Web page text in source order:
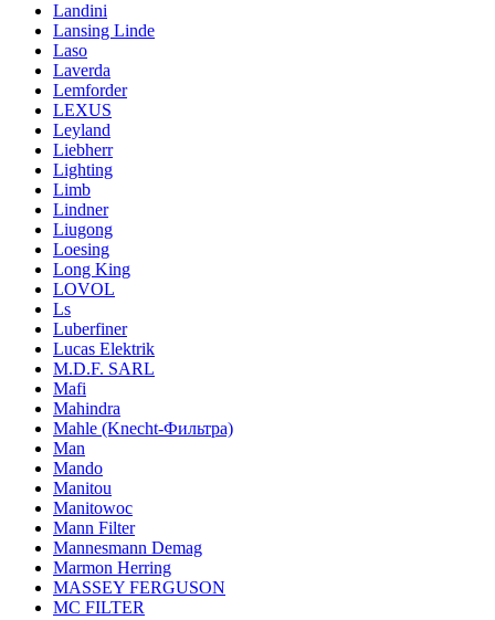
Landini
Lansing Linde
Laso
Laverda
Lemforder
LEXUS
Leyland
Liebherr
Lighting
Limb
Lindner
Liugong
Loesing
Long King
LOVOL
Ls
Luberfiner
Lucas Elektrik
M.D.F. SARL
Mafi
Mahindra
Mahle (Knecht-Фильтра)
Man
Mando
Manitou
Manitowoc
Mann Filter
Mannesmann Demag
Marmon Herring
MASSEY FERGUSON
MC FILTER